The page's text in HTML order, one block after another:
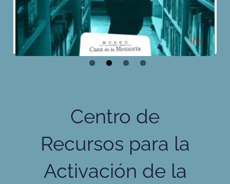
Centro de
Recursos para la
Activación de la